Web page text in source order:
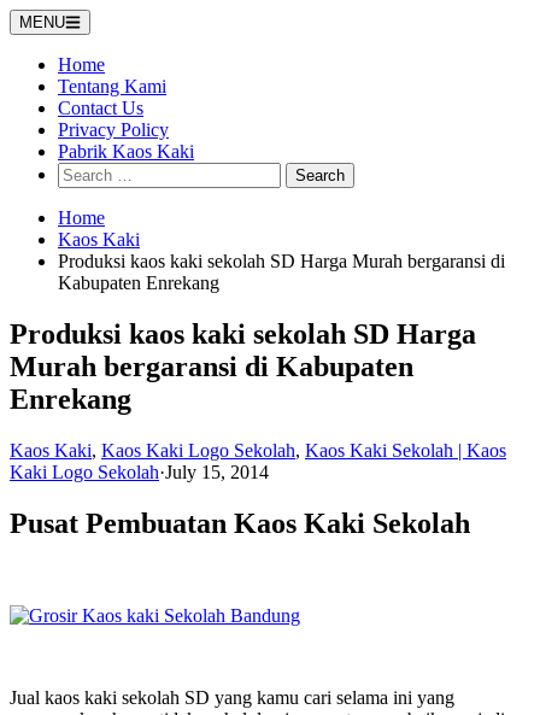
Skip
to
content
MENU
Home
Tentang Kami
Contact Us
Privacy Policy
Pabrik Kaos Kaki
Search
for:
Home
Kaos Kaki
Produksi kaos kaki sekolah SD Harga Murah bergaransi di
Kabupaten Enrekang
Produksi kaos kaki sekolah SD Harga
Murah bergaransi di Kabupaten
Enrekang
Kaos Kaki, Kaos Kaki Logo Sekolah, Kaos Kaki Sekolah | Kaos
Kaki Logo Sekolah·July 15, 2014
Pusat Pembuatan Kaos Kaki Sekolah
Jual kaos kaki sekolah SD yang kamu cari selama ini yang